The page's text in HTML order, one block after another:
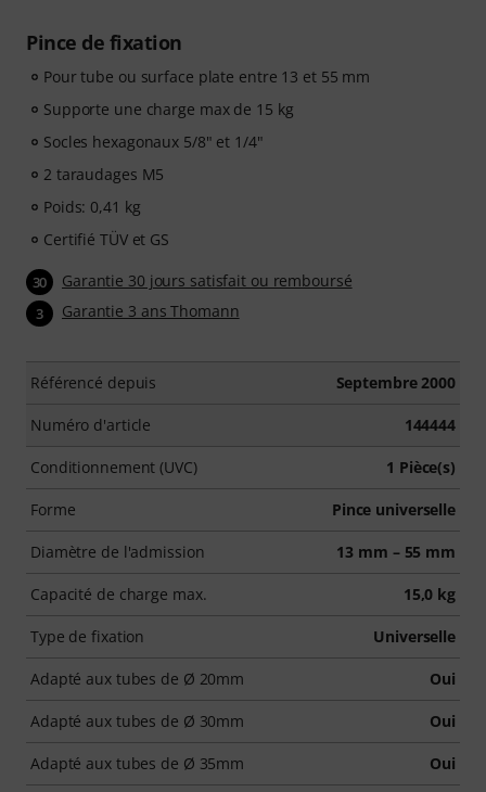
Pince de fixation
Pour tube ou surface plate entre 13 et 55 mm
Supporte une charge max de 15 kg
Socles hexagonaux 5/8" et 1/4"
2 taraudages M5
Poids: 0,41 kg
Certifié TÜV et GS
30 Garantie 30 jours satisfait ou remboursé
3 Garantie 3 ans Thomann
Référencé depuis Septembre 2000
Numéro d'article 144444
Conditionnement (UVC) 1 Pièce(s)
Forme Pince universelle
Diamètre de l'admission 13 mm – 55 mm
Capacité de charge max. 15,0 kg
Type de fixation Universelle
Adapté aux tubes de Ø 20mm Oui
Adapté aux tubes de Ø 30mm Oui
Adapté aux tubes de Ø 35mm Oui